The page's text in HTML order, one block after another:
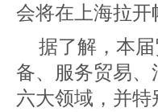
会将在上海拉开
据了解，本
备、服务贸易
六大领域，并特